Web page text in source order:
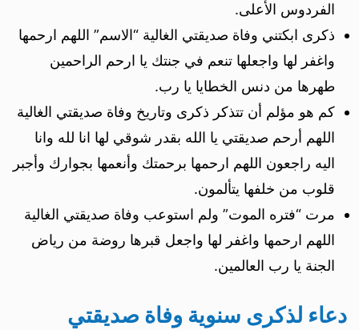
الفردوس الأعلى.
ذكرى ابكتني وفاة صديقتي الغالية “الاسم” اللهم ارحمها
واغفر لها واجعلها تنعم في جنتك يا ارحم الراحمين
طهرها من دنس الخطايا يا رب.
كم هو مؤلم أن تتذكر ذكرى وتاريخ وفاة صديقتي الغالية
اللهم أرحم صديقتي يا الله بقدر شوقي لها انا لله وانا
اليه راجعون اللهم ارحمها برحمتك وأنعمها بجوارك وأجبر
قلوب من خلفها يتألمون.
مرت “فتره الموت” ولم استوعب وفاة صديقتي الغالية
اللهم ارحمها واغفر لها واجعل قبرها روضة من رياض
الجنة يا رب العالمين.
دعاء لذكرى سنوية وفاة صديقتي